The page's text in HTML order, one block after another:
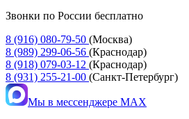
Звонки по России бесплатно
8 (916) 080-79-50 (Москва)
8 (989) 299-06-56 (Краснодар)
8 (918) 079-03-12 (Краснодар)
8 (931) 255-21-00 (Санкт-Петербург)
Мы в мессенджере MAX